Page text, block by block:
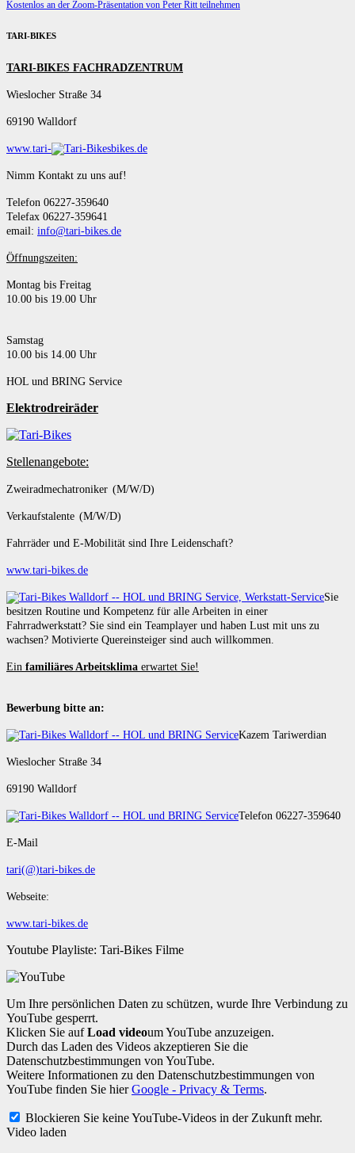
Kostenlos an der Zoom-Präsentation von Peter Ritt teilnehmen
TARI-BIKES
TARI-BIKES FACHRADZENTRUM
Wieslocher Straße 34
69190 Walldorf
www.tari- bikes.de
Nimm Kontakt zu uns auf!
Telefon 06227-359640
Telefax 06227-359641
email: info@tari-bikes.de
Öffnungszeiten:
Montag bis Freitag
10.00 bis 19.00 Uhr
Samstag
10.00 bis 14.00 Uhr
HOL und BRING Service
Elektrodreiräder
Stellenangebote:
Zweiradmechatroniker (M/W/D)
Verkaufstalente (M/W/D)
Fahrräder und E-Mobilität sind Ihre Leidenschaft?
www.tari-bikes.de
Sie
besitzen Routine und Kompetenz für alle Arbeiten in einer
Fahrradwerkstatt? Sie sind ein Teamplayer und haben Lust mit uns zu
wachsen? Motivierte Quereinsteiger sind auch willkommen.
Ein familiäres Arbeitsklima erwartet Sie!
Bewerbung bitte an:
Kazem Tariwerdian
Wieslocher Straße 34
69190 Walldorf
Telefon 06227-359640
E-Mail
tari(@)tari-bikes.de
Webseite:
www.tari-bikes.de
Youtube Playliste: Tari-Bikes Filme
Um Ihre persönlichen Daten zu schützen, wurde Ihre Verbindung zu
YouTube gesperrt.
Klicken Sie aufLoad videoum YouTube anzuzeigen.
Durch das Laden des Videos akzeptieren Sie die
Datenschutzbestimmungen von YouTube.
Weitere Informationen zu den Datenschutzbestimmungen von
YouTube finden Sie hierGoogle - Privacy & Terms.
Blockieren Sie keine YouTube-Videos in der Zukunft mehr.
Video laden